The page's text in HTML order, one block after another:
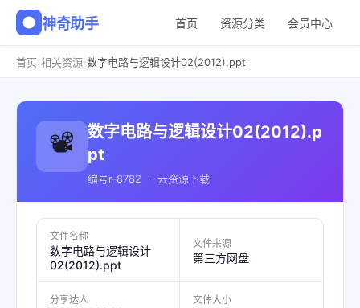
神奇助手 首页 资源分类 会员中心
首页›相关资源›数字电路与逻辑设计02(2012).ppt
📽️
数字电路与逻辑设计02(2012).p
pt
编号r-8782 · 云资源下载
文件名称
数字电路与逻辑设计
02(2012).ppt
文件来源
第三方网盘
分享达人 文件大小